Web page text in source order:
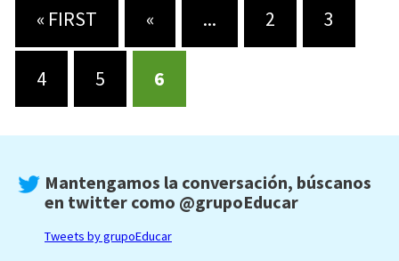
« FIRST « ... 2 3
4 5 6
Mantengamos la conversación, búscanos
en twitter como @grupoEducar
Tweets by grupoEducar